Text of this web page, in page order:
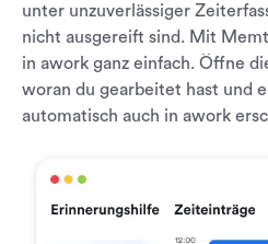
unter unzuverlässiger
nicht ausgereift sind. Mit
in awork ganz einfach. Öffne
woran du gearbeitet hast und
automatisch auch in awork